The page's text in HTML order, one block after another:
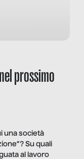
prossimo
una società
Su quali
al lavoro